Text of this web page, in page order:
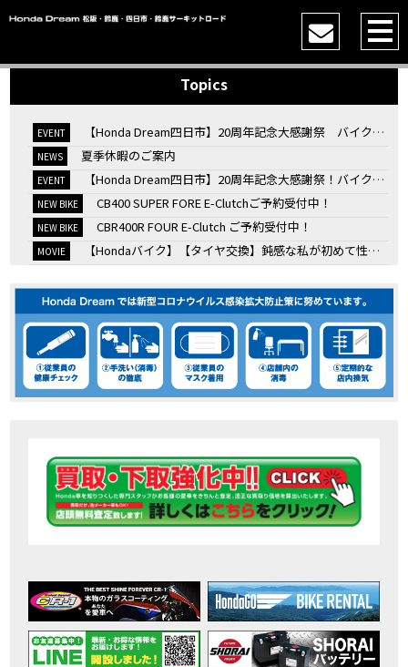
Topics
EVENT 【Honda Dream四日市】20周年記念大感謝祭 バイク女子トークショー
NEWS 夏季休暇のご案内
EVENT 【Honda Dream四日市】20周年記念大感謝祭！バイク女子トークショー
NEW BIKE CB400 SUPER FORE E-Clutchご予約受付中！
NEW BIKE CBR400R FOUR E-Clutch ご予約受付中！
MOVIE 【Hondaバイク】【タイヤ交換】鈍感な私が初めて性能を実感した【三重県】【Honda DREAM】
EVENT KOOD クロモリアクスルシャフトお客様のバイクで体感試走
MOVIE 【三重→香川】このバイク、なんだと思いますか？【ホンダ バイク】【Honda DREAM】【三重県】
EVENT “コカ・コーラ”鈴鹿８時間耐久ロードレース 第47回大会「TSR応援席プレミアムチケット販売開始！」
MOVIE 【ホンダ バイク】バイクを長持ちさせる洗車を教えてもらった【プロの裏ワザ】
MOVIE 【ホンダ バイク】CRF1100L Africa Twinは女性ライダーでも快適か？四国ツーリング【X-ADVオーナー目線】
MOVIE 【ホンダ バイク】 ホンダドリーム鈴鹿の未公開シーン【モトベはつこ】
MOVIE 最新のアフリカツインどう？妹とHondaDreamのバイク全部見た結果｜Honda SuperCub
MOVIE 【ホンダ バイク】「ボカロ文化」を知ろう ナビゲーションをスキップ 検索 作成 6 アバターの画像 三重県を巡る女性ライダーの4日間！ポケふた全制覇ツーリング Honda CB1000F
CAMPAIGN 免許取得サポートキャンペーン実施中！
EVENT ［三重県下最大級のバイクイベント］2026MIE BIKE FES開催
MOVIE 【ホンダ バイク】【バイク女子】怖くて乗れなかったあの憧れバイク、ついに乗ります！
MOVIE 【ホンダ バイク】バイクが動かなくなった…原因不明で入院します